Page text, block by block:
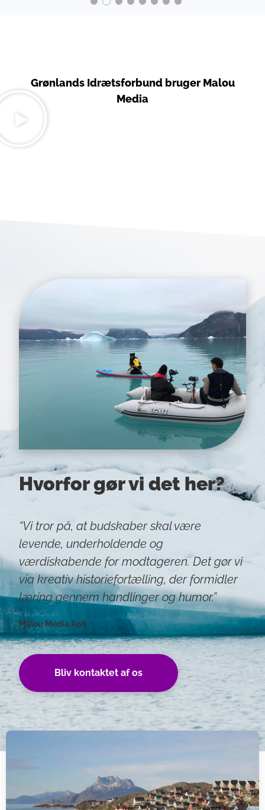
Grønlands Idrætsforbund bruger Malou
Media
Hvorfor gør vi det her?
“Vi tror på, at budskaber skal være
levende, underholdende og
værdiskabende for modtageren. Det gør vi
via kreativ historiefortælling, der formidler
læring gennem handlinger og humor.”
Malou Media ApS
Bliv kontaktet af os